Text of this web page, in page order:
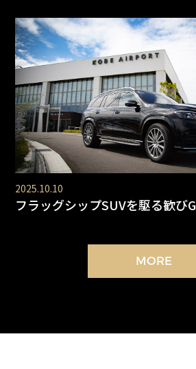
2025.10.10
フラッグシップSUVを駆る歓び
MORE